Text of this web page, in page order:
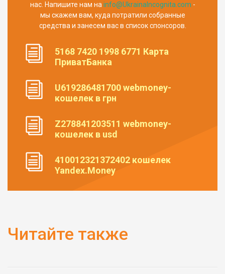
нас. Напишите нам наinfo@UkrainaIncognita.com -
мы скажем вам, куда потратили собранные
средства и занесем вас в список спонсоров.
5168 7420 1998 6771 Карта
ПриватБанка
U619286481700 webmoney-
кошелек в грн
Z278841203511 webmoney-
кошелек в usd
410012321372402 кошелек
Yandex.Money
Читайте также